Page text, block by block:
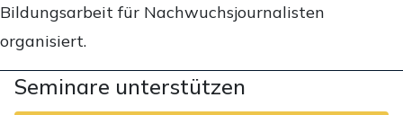
Bildungsarbeit für Nachwuchsjournalisten
organisiert.
Seminare unterstützen